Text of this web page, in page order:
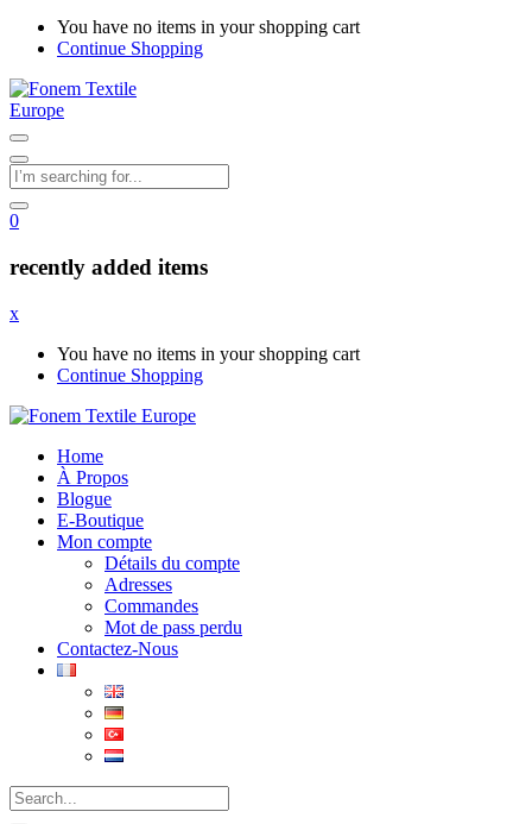
You have no items in your shopping cart
Continue Shopping
0
recently added items
x
You have no items in your shopping cart
Continue Shopping
Home
À Propos
Blogue
E-Boutique
Mon compte
Détails du compte
Adresses
Commandes
Mot de pass perdu
Contactez-Nous